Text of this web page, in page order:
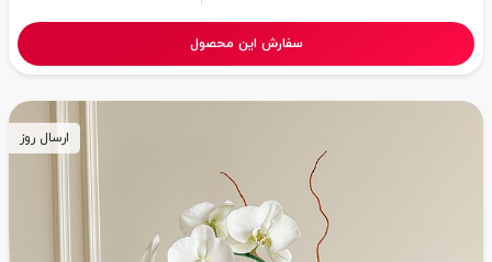
سفارش این محصول
ارسال روز